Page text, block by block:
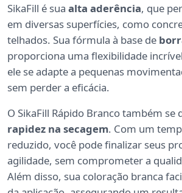
SikaFill é sua alta aderência, que
em diversas superfícies, como
telhados. Sua fórmula à base de
proporciona uma flexibilidade
ele se adapte a pequenas
sem perder a eficácia.
O SikaFill Rápido Branco também se
rapidez na secagem. Com um
reduzido, você pode finalizar seus
agilidade, sem comprometer a
Além disso, sua coloração branca